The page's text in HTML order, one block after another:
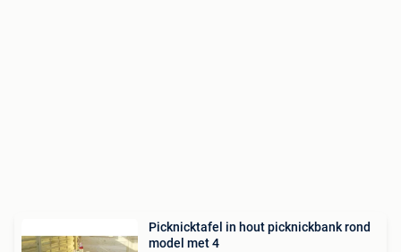
Picknicktafel in hout picknickbank rond
model met 4